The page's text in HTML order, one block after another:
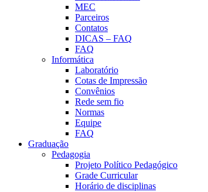
MEC
Parceiros
Contatos
DICAS – FAQ
FAQ
Informática
Laboratório
Cotas de Impressão
Convênios
Rede sem fio
Normas
Equipe
FAQ
Graduação
Pedagogia
Projeto Político Pedagógico
Grade Curricular
Horário de disciplinas